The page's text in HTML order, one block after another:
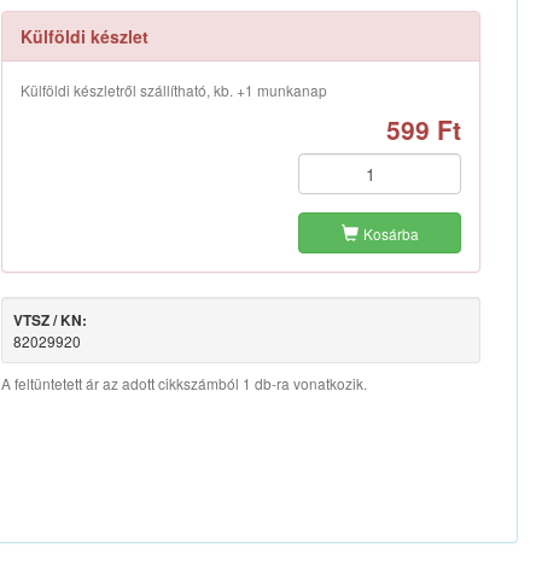
Külföldi készlet
Külföldi készletről szállítható, kb. +1 munkanap
599 Ft
Kosárba
VTSZ / KN:
82029920
A feltüntetett ár az adott cikkszámból 1 db-ra vonatkozik.